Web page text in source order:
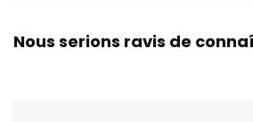
Nous serions ravis de